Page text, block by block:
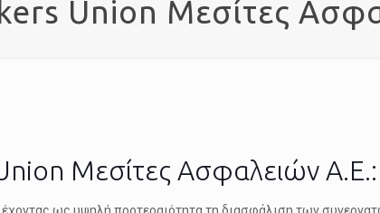
Union Mεσίτες
Mεσίτες Ασφαλειών